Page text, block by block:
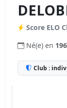
Score ELO
Né(e) en
Club :